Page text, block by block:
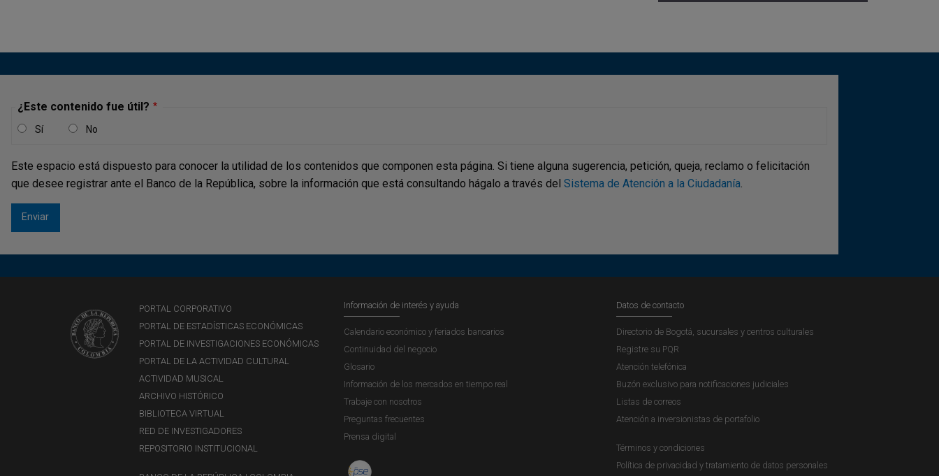
¿Este contenido fue útil?
Sí No
Este espacio está dispuesto para conocer la utilidad de los contenidos que componen esta página. Si tiene alguna sugerencia, petición, queja, reclamo o felicitación
que desee registrar ante el Banco de la República, sobre la información que está consultando hágalo a través del Sistema de Atención a la Ciudadanía.
PORTAL CORPORATIVO
PORTAL DE ESTADÍSTICAS ECONÓMICAS
PORTAL DE INVESTIGACIONES ECONÓMICAS
PORTAL DE LA ACTIVIDAD CULTURAL
ACTIVIDAD MUSICAL
ARCHIVO HISTÓRICO
BIBLIOTECA VIRTUAL
RED DE INVESTIGADORES
REPOSITORIO INSTITUCIONAL
Información de interés y ayuda
Calendario económico y feriados bancarios
Continuidad del negocio
Glosario
Información de los mercados en tiempo real
Trabaje con nosotros
Preguntas frecuentes
Prensa digital
Datos de contacto
Directorio de Bogotá, sucursales y centros culturales
Registre su PQR
Atención telefónica
Buzón exclusivo para notificaciones judiciales
Listas de correos
Atención a inversionistas de portafolio
Términos y condiciones
Política de privacidad y tratamiento de datos personales